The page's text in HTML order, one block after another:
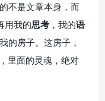
不是文章本身，而
用我的思考 ，我的语
的房子。这房子，
里面的灵魂，绝对